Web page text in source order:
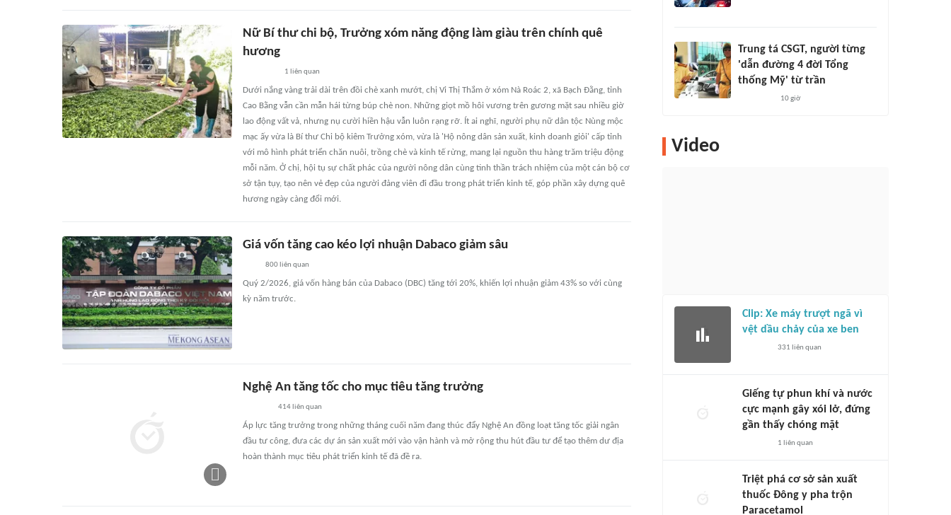
Nữ Bí thư chi bộ, Trưởng xóm năng động làm giàu trên chính quê
hương
1 liên quan
Dưới nắng vàng trải dài trên đồi chè xanh mướt, chị Vi Thị Thắm ở xóm Nà Roác 2, xã Bạch Đằng, tỉnh
Cao Bằng vẫn cần mẫn hái từng búp chè non. Những giọt mồ hôi vương trên gương mặt sau nhiều giờ
lao động vất vả, nhưng nụ cười hiền hậu vẫn luôn rạng rỡ. Ít ai nghĩ, người phụ nữ dân tộc Nùng mộc
mạc ấy vừa là Bí thư Chi bộ kiêm Trưởng xóm, vừa là 'Hộ nông dân sản xuất, kinh doanh giỏi' cấp tỉnh
với mô hình phát triển chăn nuôi, trồng chè và kinh tế rừng, mang lại nguồn thu hàng trăm triệu động
mỗi năm. Ở chị, hội tụ sự chất phác của người nông dân cùng tinh thần trách nhiệm của một cán bộ cơ
sở tận tụy, tạo nên vẻ đẹp của người đảng viên đi đầu trong phát triển kinh tế, góp phần xây dựng quê
hương ngày càng đổi mới.
Giá vốn tăng cao kéo lợi nhuận Dabaco giảm sâu
800liên quan
Quý 2/2026, giá vốn hàng bán của Dabaco (DBC) tăng tới 20%, khiến lợi nhuận giảm 43% so với cùng
kỳ năm trước.
Nghệ An tăng tốc cho mục tiêu tăng trưởng
414liên quan
Áp lực tăng trưởng trong những tháng cuối năm đang thúc đẩy Nghệ An đồng loạt tăng tốc giải ngân
đầu tư công, đưa các dự án sản xuất mới vào vận hành và mở rộng thu hút đầu tư để tạo thêm dư địa
hoàn thành mục tiêu phát triển kinh tế đã đề ra.
Trung tá CSGT, người từng
'dẫn đường 4 đời Tổng
thống Mỹ' từ trần
10 giờ
Video
Clip: Xe máy trượt ngã vì
vệt dầu chảy của xe ben
331 liên quan
Giếng tự phun khí và nước
cực mạnh gây xói lở, đứng
gần thấy chóng mặt
1 liên quan
Triệt phá cơ sở sản xuất
thuốc Đông y pha trộn
Paracetamol